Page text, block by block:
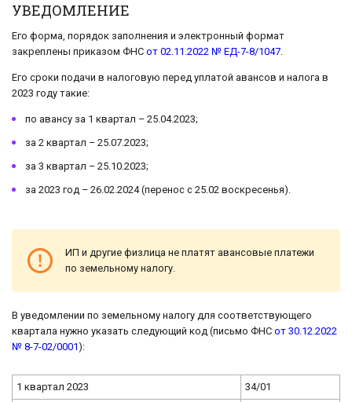
УВЕДОМЛЕНИЕ
Его форма, порядок заполнения и электронный формат
закреплены приказом ФНС от 02.11.2022 № ЕД-7-8/1047.
Его сроки подачи в налоговую перед уплатой авансов и налога в
2023 году такие:
по авансу за 1 квартал – 25.04.2023;
за 2 квартал – 25.07.2023;
за 3 квартал – 25.10.2023;
за 2023 год – 26.02.2024 (перенос с 25.02 воскресенья).
ИП и другие физлица не платят авансовые платежи
по земельному налогу.
В уведомлении по земельному налогу для соответствующего
квартала нужно указать следующий код (письмо ФНС от 30.12.2022
№ 8-7-02/0001):
1 квартал 2023 34/01